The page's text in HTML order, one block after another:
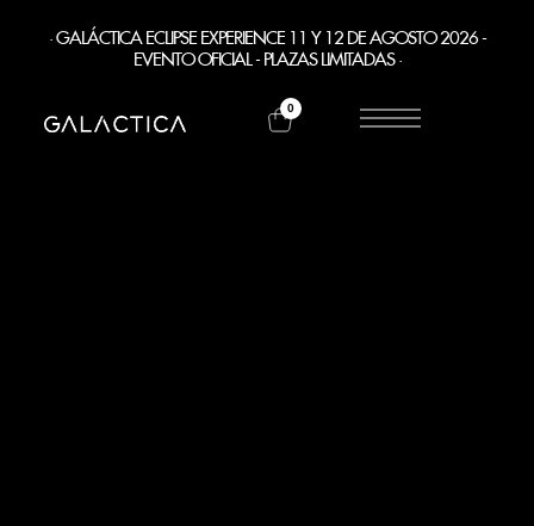
· GALÁCTICA ECLIPSE EXPERIENCE 11 Y 12 DE AGOSTO 2026 -
EVENTO OFICIAL - PLAZAS LIMITADAS ·
0